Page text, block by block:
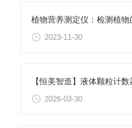
2023-11-30
2026-03-30